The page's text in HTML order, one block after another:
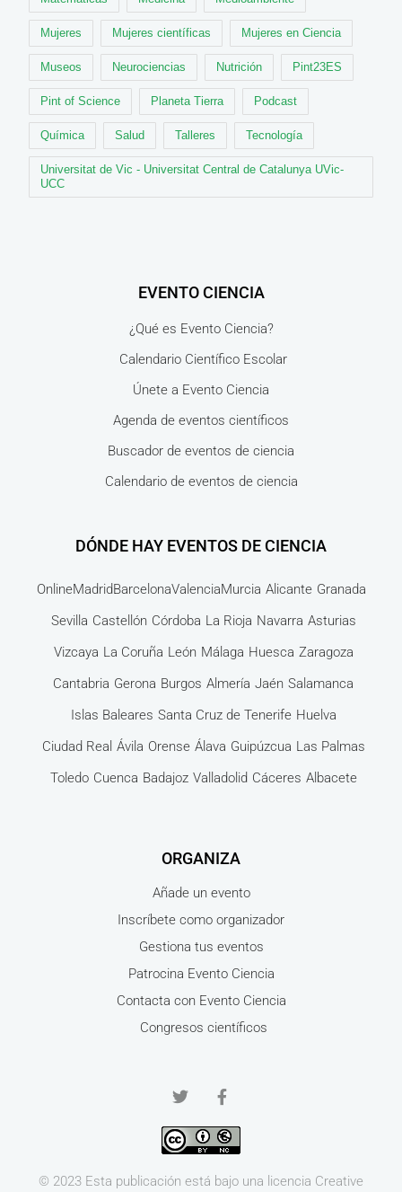
Mujeres Mujeres científicas Mujeres en Ciencia
Museos Neurociencias Nutrición Pint23ES
Pint of Science Planeta Tierra Podcast
Química Salud Talleres Tecnología
Universitat de Vic - Universitat Central de Catalunya UVic-
UCC
EVENTO CIENCIA
¿Qué es Evento Ciencia?
Calendario Científico Escolar
Únete a Evento Ciencia
Agenda de eventos científicos
Buscador de eventos de ciencia
Calendario de eventos de ciencia
DÓNDE HAY EVENTOS DE CIENCIA
OnlineMadridBarcelonaValenciaMurcia Alicante Granada
Sevilla Castellón Córdoba La Rioja Navarra Asturias
Vizcaya La Coruña León Málaga Huesca Zaragoza
Cantabria Gerona Burgos Almería Jaén Salamanca
Islas Baleares Santa Cruz de Tenerife Huelva
Ciudad Real Ávila Orense Álava Guipúzcua Las Palmas
Toledo Cuenca Badajoz Valladolid Cáceres Albacete
ORGANIZA
Añade un evento
Inscríbete como organizador
Gestiona tus eventos
Patrocina Evento Ciencia
Contacta con Evento Ciencia
Congresos científicos
© 2023 Esta publicación está bajo una licencia Creative